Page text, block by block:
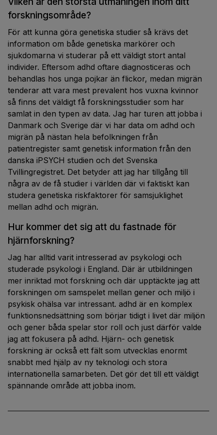
forskningsområde?
För att kunna göra genetiska studier så krävs det
information om både genetiska markörer och
sjukdomarna vi studerar på ett väldigt stort antal
individer. Eftersom adhd oftare diagnosticeras och
behandlas hos unga pojkar än flickor, medan migrän
tenderar att vara mest prevalent hos vuxna kvinnor
så finns det väldigt få forskningsstudier som har
samlat in den typen av data. Jag har turen att jobba i
Danmark och Sverige där vi har data om adhd och
migrän på nästan hela befolkningen från
patientregister samt genetisk information från den
danska iPSYCH studien och det Svenska
Tvillingregistret. Det betyder att jag har tillgång till
några av de få studier i världen där vi faktiskt kan
studera genetiska riskfaktorer för samsjuklighet
mellan adhd och migrän.
Hur kommer det sig att du fastnade för
hjärnforskning?
Jag har alltid varit intresserad av psykologi och
studerade psykologi i England. Där är utbildningen
mer inriktad mot forskning och där upptäckte jag att
forskningen om samspelet mellan gener och miljö i
psykisk ohälsa var intressant. adhd är en komplex
funktionsnedsättning som börjar tidigt i livet där miljön
och gener båda spelar stor roll och just därför valde
jag att fokusera på adhd. Hjärn- och genetisk
forskning är också ett fält som utvecklas enormt
snabbt med hjälp av ny teknologi och stora
internationella samarbeten. Det gör det till ett väldigt
spännande område att jobba inom.